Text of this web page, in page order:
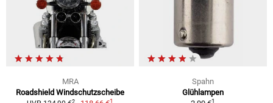
MRA
Roadshield Windschutzscheibe
2 1
Spahn
Glühlampen
1